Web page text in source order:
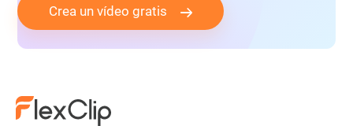
Crea un vídeo gratis